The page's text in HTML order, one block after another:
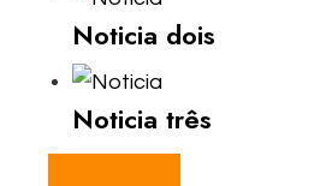
Noticia dois
Noticia três